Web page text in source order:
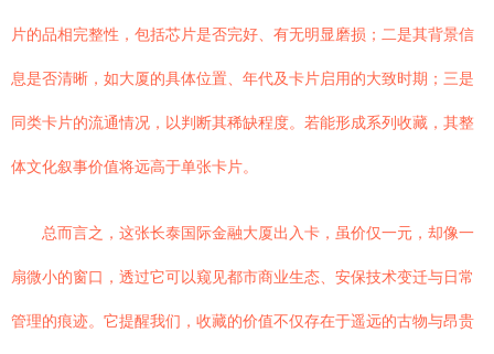
片的品相完整性，包括芯片是否完好、有无明显磨损；二是其背景信
息是否清晰，如大厦的具体位置、年代及卡片启用的大致时期；三是
同类卡片的流通情况，以判断其稀缺程度。若能形成系列收藏，其整
体文化叙事价值将远高于单张卡片。
总而言之，这张长泰国际金融大厦出入卡，虽价仅一元，却像一
扇微小的窗口，透过它可以窥见都市商业生态、安保技术变迁与日常
管理的痕迹。它提醒我们，收藏的价值不仅存在于遥远的古物与昂贵